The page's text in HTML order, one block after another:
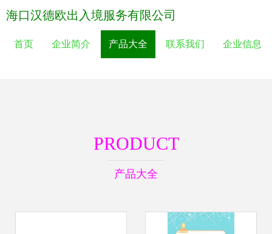
海口汉德欧出入境服务有限公司
首页 企业简介 产品大全 联系我们 企业信息
PRODUCT
产品大全